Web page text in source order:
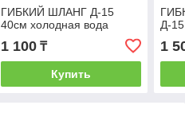
ГИБКИЙ ШЛАНГ Д-15
40см холодная вода
1 100₸
Купить
Д-15
1